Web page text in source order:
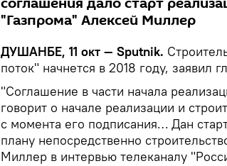
"Газпрома" Алексей Миллер
ДУШАНБЕ, 11 окт — Sputnik.
поток" начнется в 2018 году, заявил
"Соглашение в части начала
говорит о начале реализации и
с момента его подписания… Дан
плану непосредственно
Миллер в интервью телеканалу